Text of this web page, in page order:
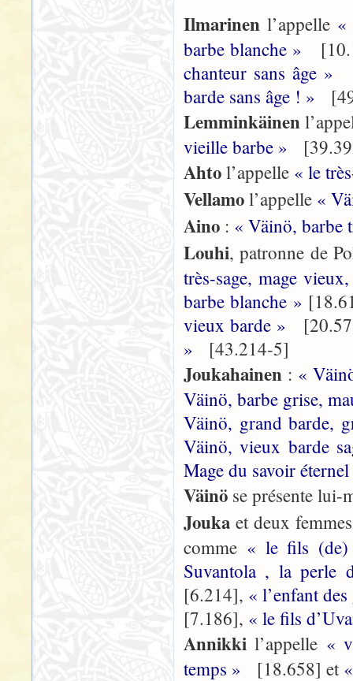
Ilmarinen l’appelle «
barbe blanche »
chanteur sans âge »
barde sans âge ! »
Lemminkäinen
vieille barbe »
Ahto l’appelle « le
Vellamo l’appelle «
Aino : « Väinö, barbe
Louhi, patronne de
très-sage, mage
barbe blanche »
vieux barde »
»
[43.214-5]
Joukahainen : «
Väinö, barbe grise,
Väinö, grand barde,
Väinö, vieux barde
Mage du savoir
Väinö se présente lui-
Jouka et deux
comme « le fils
Suvantola , la perle
[6.214], « l’enfant
[7.186], « le fils
Annikki l’appelle «
temps »
[18.658] et